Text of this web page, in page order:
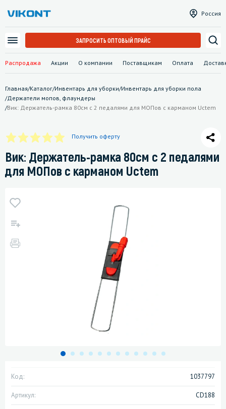
Распродажа Акции О компании Поставщикам Оплата
Россия
ЗАПРОСИТЬ ОПТОВЫЙ ПРАЙС
Главная/Каталог/Инвентарь для уборки/Инвентарь для уборки пола
/Держатели мопов, флаундеры
/Вик: Держатель-рамка 80см с 2 педалями для МОПов с карманом Uctem
Получить оферту
Вик: Держатель-рамка 80см с 2 педалями
для МОПов с карманом Uctem
Код: 1037797
Артикул: CD188